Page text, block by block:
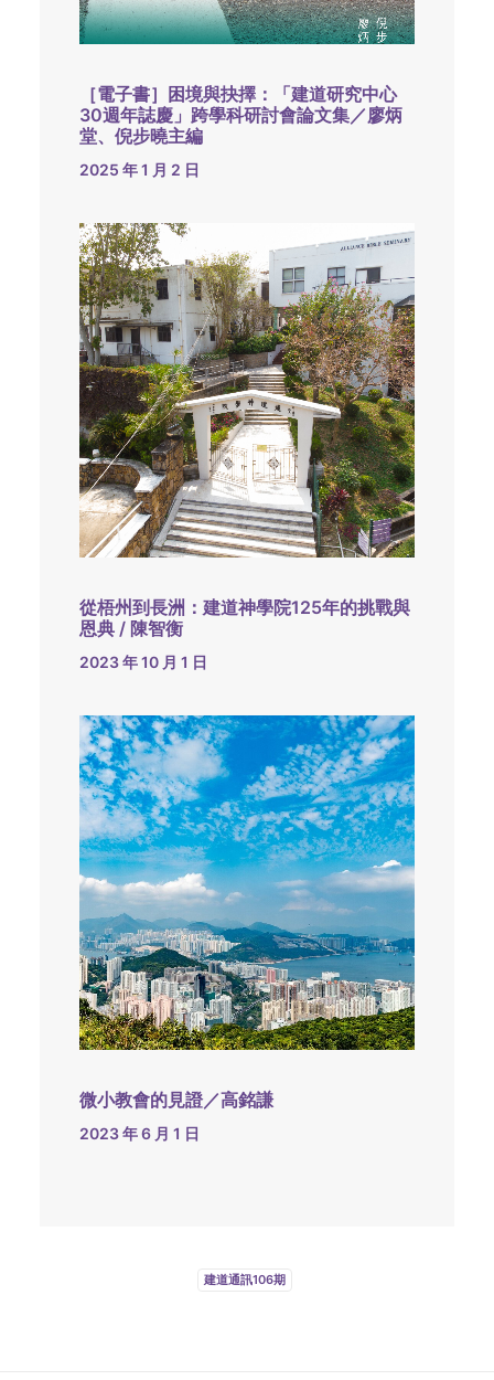
［電子書］困境與抉擇：「建道研究中心
30週年誌慶」跨學科研討會論文集／廖炳
堂、倪步曉主編
2025 年 1 月 2 日
從梧州到長洲：建道神學院125年的挑戰與
恩典 / 陳智衡
2023 年 10 月 1 日
微小教會的見證／高銘謙
2023 年 6 月 1 日
建道通訊106期